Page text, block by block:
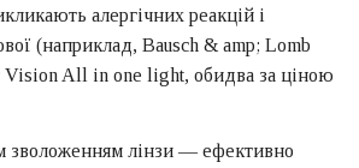
алергічних реакцій і
(наприклад, Bausch & amp; Lomb
Vision All in one light, обидва за ціною
зволоженням лінзи — ефективно